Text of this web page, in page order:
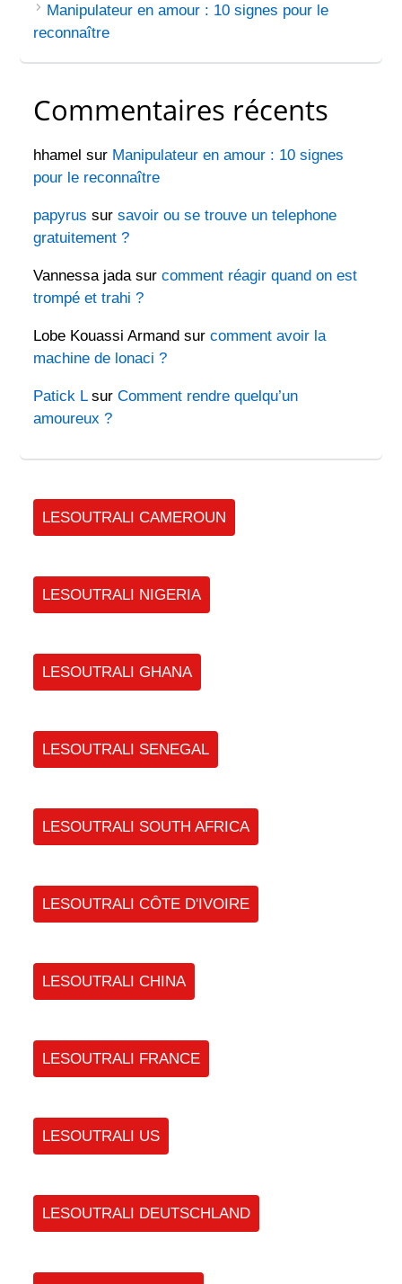
Manipulateur en amour : 10 signes pour le
reconnaître
Commentaires récents
hhamel sur Manipulateur en amour : 10 signes
pour le reconnaître
papyrus sursavoir ou se trouve un telephone
gratuitement ?
Vannessa jada surcomment réagir quand on est
trompé et trahi ?
Lobe Kouassi Armand surcomment avoir la
machine de lonaci ?
Patick LsurComment rendre quelqu’un
amoureux ?
LESOUTRALI CAMEROUN
LESOUTRALI NIGERIA
LESOUTRALI GHANA
LESOUTRALI SENEGAL
LESOUTRALI SOUTH AFRICA
LESOUTRALI CÔTE D'IVOIRE
LESOUTRALI CHINA
LESOUTRALI FRANCE
LESOUTRALI US
LESOUTRALI DEUTSCHLAND